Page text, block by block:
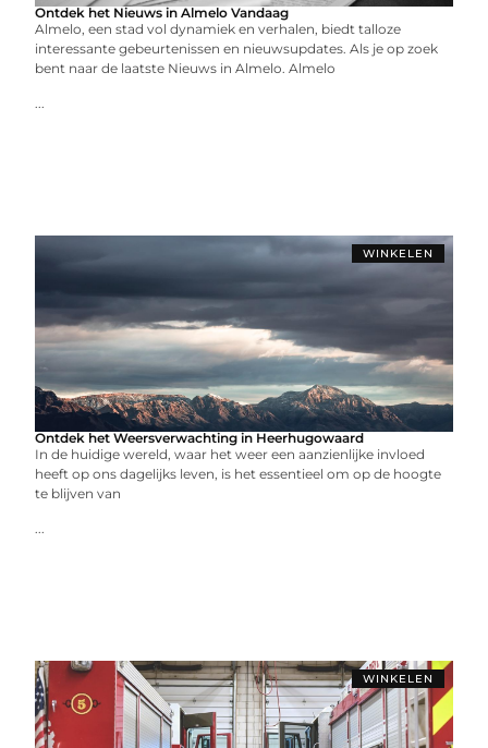
Ontdek het Nieuws in Almelo Vandaag
Almelo, een stad vol dynamiek en verhalen, biedt talloze
interessante gebeurtenissen en nieuwsupdates. Als je op zoek
bent naar de laatste Nieuws in Almelo. Almelo
...
WINKELEN
Ontdek het Weersverwachting in Heerhugowaard
In de huidige wereld, waar het weer een aanzienlijke invloed
heeft op ons dagelijks leven, is het essentieel om op de hoogte
te blijven van
...
WINKELEN